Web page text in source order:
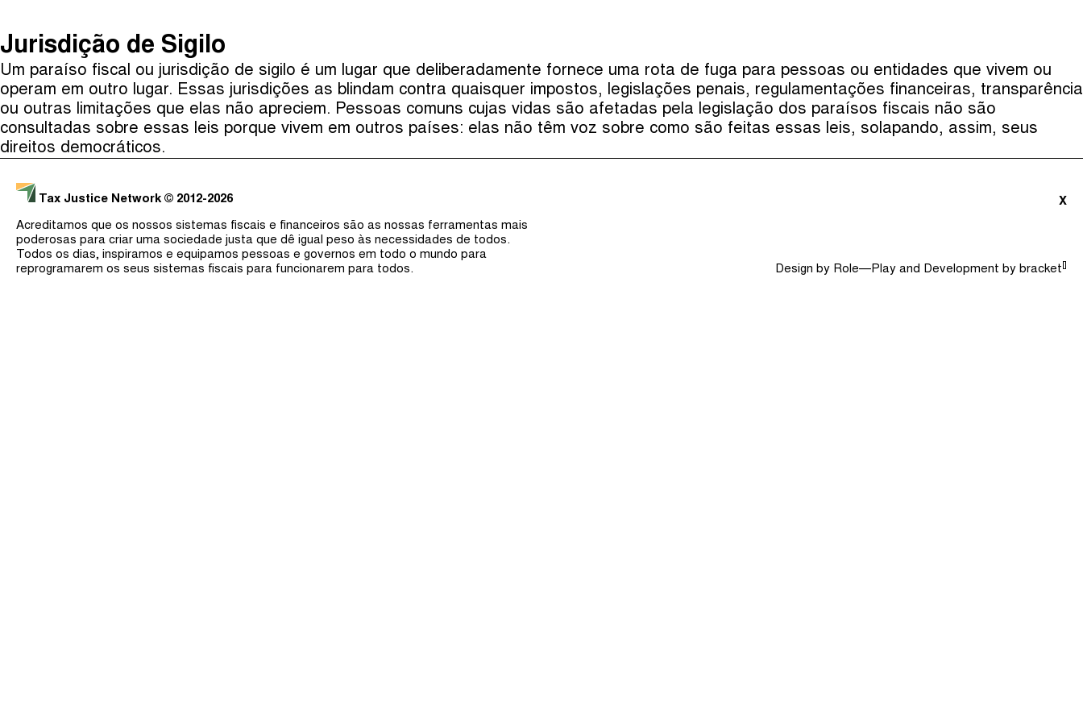
Justicia Impositiva
الجباية ببساطة
É Da Sua Conta
Impôts et Justice Sociale
The Corruption Diaries
Unequal India Decoded
Procurar
Jurisdição de Sigilo
Um paraíso fiscal ou jurisdição de sigilo é um lugar que deliberadamente fornece uma rota de fuga para pessoas ou entidades que vivem ou
operam em outro lugar. Essas jurisdições as blindam contra quaisquer impostos, legislações penais, regulamentações financeiras, transparência
ou outras limitações que elas não apreciem. Pessoas comuns cujas vidas são afetadas pela legislação dos paraísos fiscais não são
consultadas sobre essas leis porque vivem em outros países: elas não têm voz sobre como são feitas essas leis, solapando, assim, seus
direitos democráticos.
Tax Justice Network © 2012-2026
Acreditamos que os nossos sistemas fiscais e financeiros são as nossas ferramentas mais
poderosas para criar uma sociedade justa que dê igual peso às necessidades de todos.
Todos os dias, inspiramos e equipamos pessoas e governos em todo o mundo para
reprogramarem os seus sistemas fiscais para funcionarem para todos.
X
Design by Role—Play and Development by bracket